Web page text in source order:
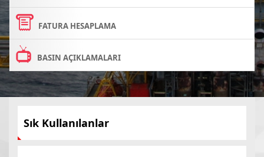
FATURA HESAPLAMA
BASIN AÇIKLAMALARI
Sık Kullanılanlar